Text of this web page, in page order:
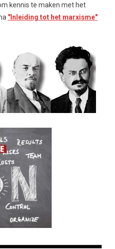
kennis te maken met het
"Inleiding tot het marxisme"